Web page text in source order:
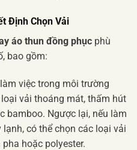
Định Chọn Vải
áo thun đồng phục phù
bao gồm:
việc trong môi trường
vải thoáng mát, thấm hút
bamboo. Ngược lại, nếu làm
có thể chọn các loại vải
hoặc polyester.